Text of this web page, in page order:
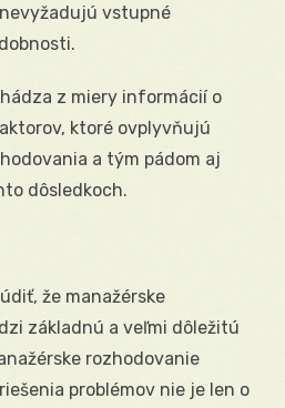
vstupné
z miery informácií o
ktoré ovplyvňujú
a tým pádom aj
dôsledkoch.
že manažérske
základnú a veľmi dôležitú
rozhodovanie
problémov nie je len o